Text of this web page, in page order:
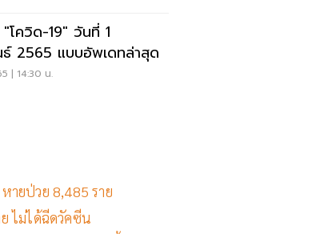
โควิด-19" วันที่ 1
2565 แบบอัพเดทล่าสุด
| 14:30 น.
ายป่วย 8,485 ราย
ไม่ได้ฉีดวัคซีน